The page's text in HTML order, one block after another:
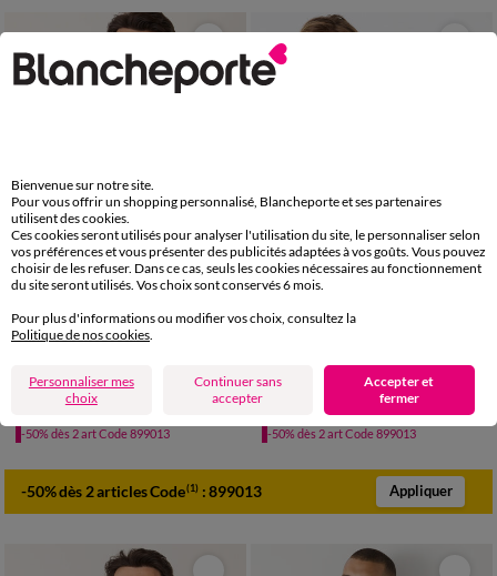
Pull uni col V
-50% dès 2 art Code 899013
Pull pur coton col rond
24,99 €
-50% dès 2 art Code 899013
-50% dès 2 articles Code(1) :899013 Appliquer
Bienvenue sur notre site.
Pour vous offrir un shopping personnalisé, Blancheporte et ses partenaires
utilisent des cookies.
Ces cookies seront utilisés pour analyser l'utilisation du site, le personnaliser selon
vos préférences et vous présenter des publicités adaptées à vos goûts. Vous pouvez
choisir de les refuser. Dans ce cas, seuls les cookies nécessaires au fonctionnement
du site seront utilisés. Vos choix sont conservés 6 mois.
Pour plus d'informations ou modifier vos choix, consultez la
Politique de nos cookies
Personnaliser mes
choix
Continuer sans
accepter
Accepter et
fermer